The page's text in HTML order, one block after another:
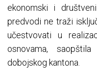
ekonomski i
predvodi ne traži
učestvovati u
osnovama,
dobojskog kantona.